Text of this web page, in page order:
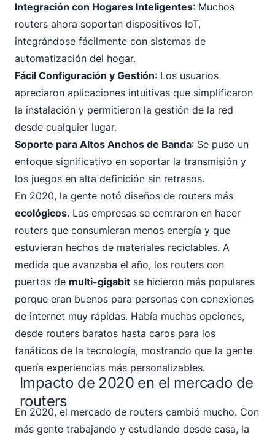
Integración con Hogares Inteligentes: Muchos
routers ahora soportan dispositivos IoT,
integrándose fácilmente con sistemas de
automatización del hogar.
Fácil Configuración y Gestión: Los usuarios
apreciaron aplicaciones intuitivas que simplificaron
la instalación y permitieron la gestión de la red
desde cualquier lugar.
Soporte para Altos Anchos de Banda: Se puso un
enfoque significativo en soportar la transmisión y
los juegos en alta definición sin retrasos.
En 2020, la gente notó diseños de routers más
ecológicos. Las empresas se centraron en hacer
routers que consumieran menos energía y que
estuvieran hechos de materiales reciclables. A
medida que avanzaba el año, los routers con
puertos de multi-gigabit se hicieron más populares
porque eran buenos para personas con conexiones
de internet muy rápidas. Había muchas opciones,
desde routers baratos hasta caros para los
fanáticos de la tecnología, mostrando que la gente
quería experiencias más personalizables.
Impacto de 2020 en el mercado de
routers
En 2020, el mercado de routers cambió mucho. Con
más gente trabajando y estudiando desde casa, la